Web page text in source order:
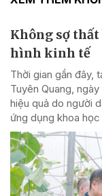
Không sợ
hình kinh tế
Thời gian gần đây,
Tuyên Quang,
hiệu quả do người
ứng dụng khoa